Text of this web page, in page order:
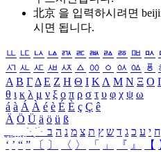
北京 을 입력하시려면
시면 됩니다.
ㅥ ㅦ ㅧ ㅨ ㅩ ㅪ ㅫ ㅬ ㅭ ㅮ ㅯ
ㅺ ㅻ ㅼ ㅽ ㅾ ㅿ ㆀ ㆁ ㆂ ㆃ ㆄ
Α Β ΓΔ Ε Ζ Η Θ Ι ΚΛ Μ Ν Ξ Ο
θ ι κ λ μ ν ξ ο π ρ σ τ υ φ χ ψ ω
á à Á À é è É È ç Ç ê
Ä Ö Ü ä ö ü ß
ִֶֹ ֻּ ׁׂ ח י ע כ ג ד ש ץ ת צ מ נ ה ב
‘ ’ “ ” 〔 〕 〈 〉 「 」 『 』 【